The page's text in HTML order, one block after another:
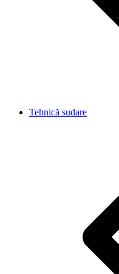
Tehnică sudare